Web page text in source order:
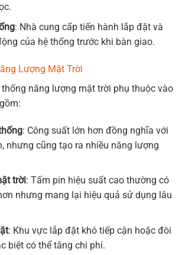
: Nhà cung cấp tiến hành lắp đặt và
của hệ thống trước khi bàn giao.
Lượng Mặt Trời
năng lượng mặt trời phụ thuộc vào
: Công suất lớn hơn đồng nghĩa với
nhưng cũng tạo ra nhiều năng lượng
trời: Tấm pin hiệu suất cao thường có
nhưng mang lại hiệu quả sử dụng lâu
: Khu vực lắp đặt khó tiếp cận hoặc đòi
biệt có thể tăng chi phí.